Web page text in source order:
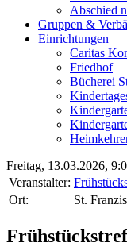
Abschied
Gruppen &
Einrichtungen
Caritas
Friedhof
Bücherei
Freitag, 13.03.2026,
Veranstalter:
Ort:
St.